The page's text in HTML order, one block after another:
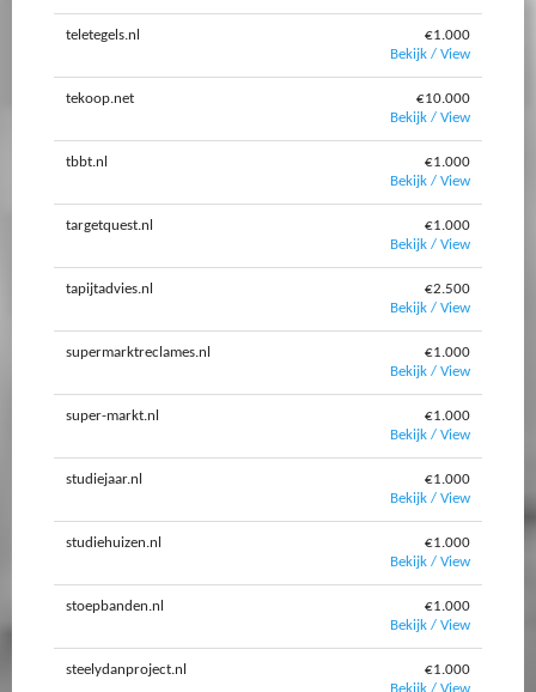
teletegels.nl
€1.000
Bekijk / View
tekoop.net
€10.000
Bekijk / View
tbbt.nl
€1.000
Bekijk / View
targetquest.nl
€1.000
Bekijk / View
tapijtadvies.nl
€2.500
Bekijk / View
supermarktreclames.nl
€1.000
Bekijk / View
super-markt.nl
€1.000
Bekijk / View
studiejaar.nl
€1.000
Bekijk / View
studiehuizen.nl
€1.000
Bekijk / View
stoepbanden.nl
€1.000
Bekijk / View
steelydanproject.nl
€1.000